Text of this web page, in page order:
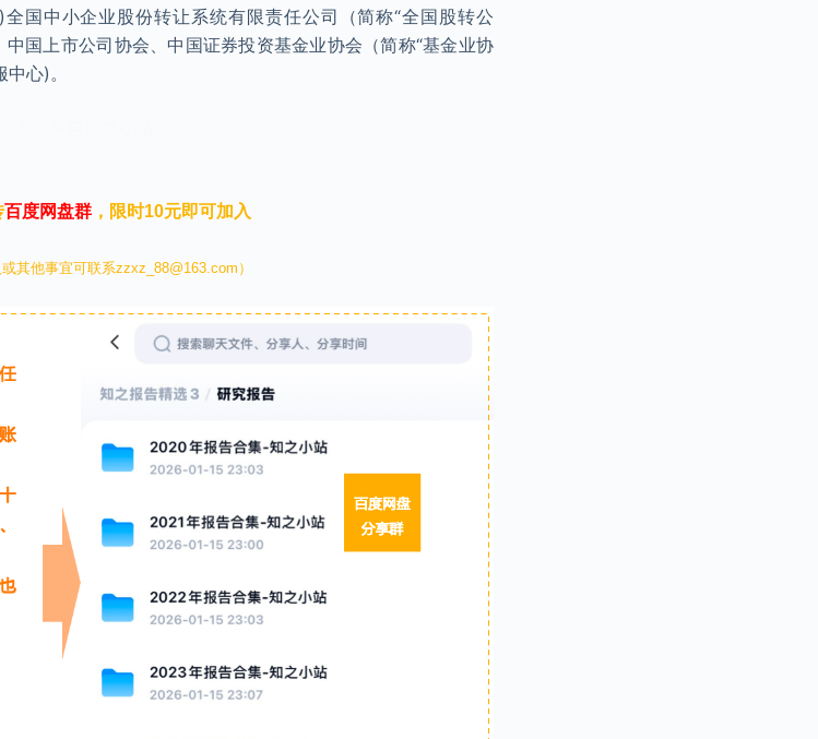
国中小企业股份转让系统有限责任公司（简称“全国股转公
国上市公司协会、中国证券投资基金业协会（简称“基金业协
心)。
百度网盘群 ，限时10元即可加入
或其他事宜可联系zzxz_88@163.com）